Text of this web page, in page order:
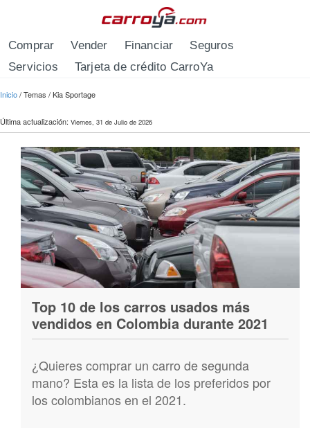
Comprar Vender Financiar
Seguros
Servicios
Tarjeta de crédito CarroYa
Se encuentra usted aquí
Inicio/Temas /Kia Sportage
Última actualización: Viernes, 31 de Julio de 2026
Top 10 de los carros usados más
vendidos en Colombia durante 2021
¿Quieres comprar un carro de segunda
mano? Esta es la lista de los preferidos por
los colombianos en el 2021.